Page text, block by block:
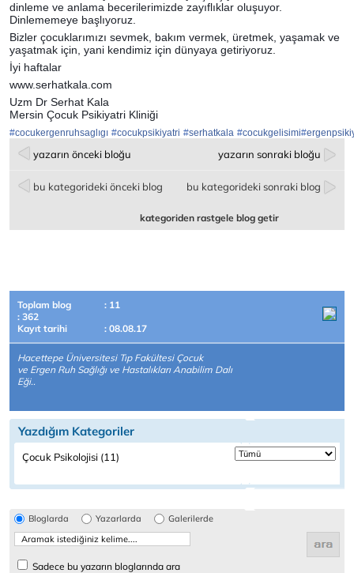
dinleme ve anlama becerilerimizde zayıflıklar oluşuyor.
Dinlememeye başlıyoruz.
Bizler çocuklarımızı sevmek, bakım vermek, üretmek, yaşamak ve
yaşatmak için, yani kendimiz için dünyaya getiriyoruz.
İyi haftalar
www.serhatkala.com
Uzm Dr Serhat Kala
Mersin Çocuk Psikiyatri Kliniği
#cocukergenruhsaglıgı #cocukpsikiyatri #serhatkala #cocukgelisimi#
yazarın önceki bloğu yazarın sonraki bloğu
bu kategorideki önceki blog bu kategorideki sonraki blog
kategoriden rastgele blog getir
Toplam blog
: 11
: 362
Kayıt tarihi
: 08.08.17
Hacettepe Üniversitesi Tıp Fakültesi Çocuk
ve Ergen Ruh Sağlığı ve Hastalıkları Anabilim Dalı
Eği..
Yazdığım Kategoriler
Çocuk Psikolojisi (11)
Bloglarda Yazarlarda Galerilerde
Sadece bu yazarın bloglarında ara